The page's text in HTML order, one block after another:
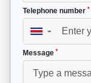
Telephone number *
▼
Message *